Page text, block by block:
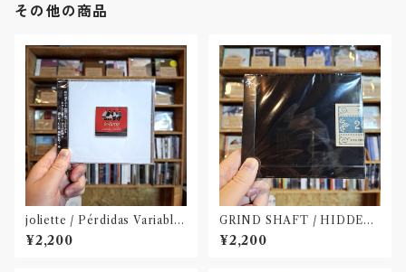
その他の商品
joliette / Pérdidas Variable
s - "変転忘失"(CD)
¥2,200
GRIND SHAFT / HIDDEN
FOLKLORE(CD)
¥2,200